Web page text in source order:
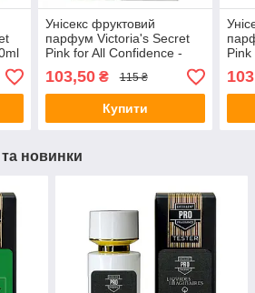
Унісекс фруктовий
парфум Victoria's Secret
Pink for All Confidence -
Tester 60ml
103,50₴ 115 ₴
Купити
та новинки